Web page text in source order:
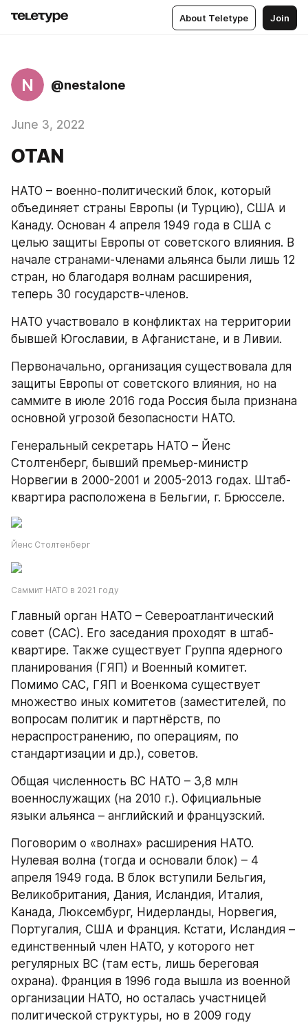
About Teletype Join
N @nestalone
June 3, 2022
OTAN
НАТО – военно-политический блок, который
объединяет страны Европы (и Турцию), США и
Канаду. Основан 4 апреля 1949 года в США с
целью защиты Европы от советского влияния. В
начале странами-членами альянса были лишь 12
стран, но благодаря волнам расширения,
теперь 30 государств-членов.
НАТО участвовало в конфликтах на территории
бывшей Югославии, в Афганистане, и в Ливии.
Первоначально, организация существовала для
защиты Европы от советского влияния, но на
саммите в июле 2016 года Россия была признана
основной угрозой безопасности НАТО.
Генеральный секретарь НАТО – Йенс
Столтенберг, бывший премьер-министр
Норвегии в 2000-2001 и 2005-2013 годах. Штаб-
квартира расположена в Бельгии, г. Брюсселе.
Йенс Столтенберг
Саммит НАТО в 2021 году
Главный орган НАТО – Североатлантический
совет (САС). Его заседания проходят в штаб-
квартире. Также существует Группа ядерного
планирования (ГЯП) и Военный комитет.
Помимо САС, ГЯП и Военкома существует
множество иных комитетов (заместителей, по
вопросам политик и партнёрств, по
нераспространению, по операциям, по
стандартизации и др.), советов.
Общая численность ВС НАТО – 3,8 млн
военнослужащих (на 2010 г.). Официальные
языки альянса – английский и французский.
Поговорим о «волнах» расширения НАТО.
Нулевая волна (тогда и основали блок) – 4
апреля 1949 года. В блок вступили Бельгия,
Великобритания, Дания, Исландия, Италия,
Канада, Люксембург, Нидерланды, Норвегия,
Португалия, США и Франция. Кстати, Исландия –
единственный член НАТО, у которого нет
регулярных ВС (там есть, лишь береговая
охрана). Франция в 1996 года вышла из военной
организации НАТО, но осталась участницей
политической структуры, но в 2009 году